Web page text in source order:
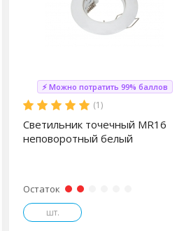
⚡ Можно потратить 99% баллов
(1)
Светильник точечный MR16
неповоротный белый
Остаток
шт.